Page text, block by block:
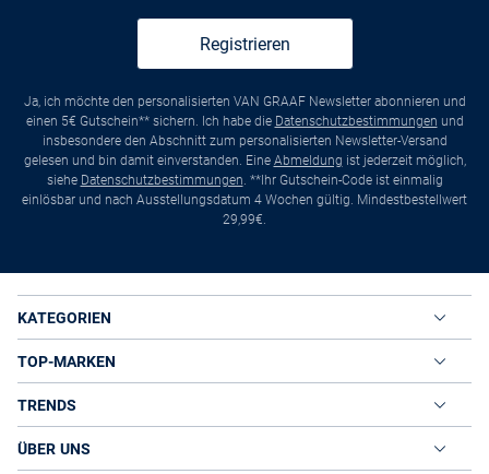
Registrieren
Ja, ich möchte den personalisierten VAN GRAAF Newsletter abonnieren und
einen 5€ Gutschein** sichern. Ich habe die Datenschutzbestimmungen und
insbesondere den Abschnitt zum personalisierten Newsletter-Versand
gelesen und bin damit einverstanden. Eine Abmeldung ist jederzeit möglich,
siehe Datenschutzbestimmungen. **Ihr Gutschein-Code ist einmalig
einlösbar und nach Ausstellungsdatum 4 Wochen gültig. Mindestbestellwert
29,99€.
KATEGORIEN
TOP-MARKEN
TRENDS
ÜBER UNS